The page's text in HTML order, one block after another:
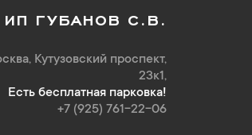
ИП ГУБАНОВ С.В.
Кутузовский проспект,
23к1,
Есть бесплатная парковка!
+7 (925) 761-22-06